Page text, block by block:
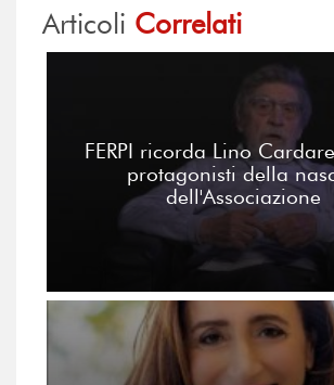
Articoli Correlati
FERPI ricorda Lino
protagonisti della
dell'Associazione